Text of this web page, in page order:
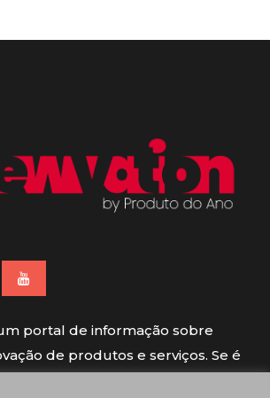
portal de informação sobre
de produtos e serviços. Se é